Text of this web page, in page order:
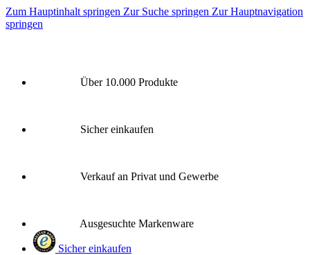
Zum Hauptinhalt springen Zur Suche springen Zur Hauptnavigation
springen
Über 10.000 Produkte
Sicher einkaufen
Verkauf an Privat und Gewerbe
Ausgesuchte Markenware
Sicher einkaufen